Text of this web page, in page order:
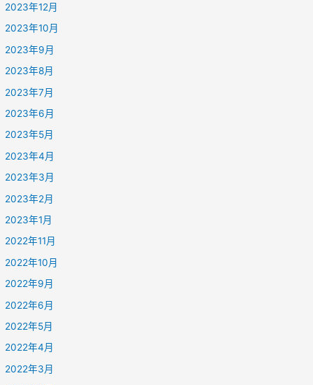
2023年12月
2023年10月
2023年9月
2023年8月
2023年7月
2023年6月
2023年5月
2023年4月
2023年3月
2023年2月
2023年1月
2022年11月
2022年10月
2022年9月
2022年6月
2022年5月
2022年4月
2022年3月